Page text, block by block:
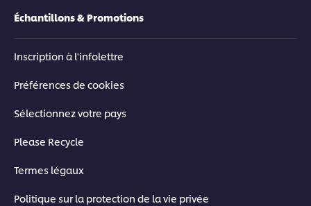
Échantillons & Promotions
Inscription à l'infolettre
Préférences de cookies
Sélectionnez votre pays
Please Recycle
Termes légaux
Politique sur la protection de la vie privée